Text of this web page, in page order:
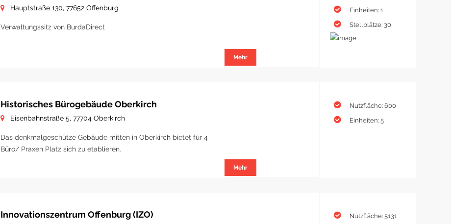
Hauptstraße 130, 77652 Offenburg
Verwaltungssitz von BurdaDirect
Mehr
Einheiten: 1
Stellplätze: 30
Historisches Bürogebäude Oberkirch
Eisenbahnstraße 5, 77704 Oberkirch
Das denkmalgeschütze Gebäude mitten in Oberkirch bietet für 4
Büro/ Praxen Platz sich zu etablieren.
Mehr
Nutzfläche: 600
Einheiten: 5
Innovationszentrum Offenburg (IZO)
Nutzfläche: 5131